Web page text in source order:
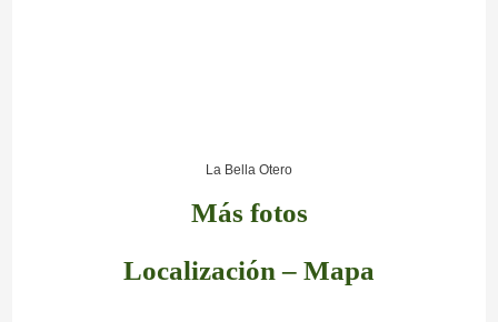
La Bella Otero
Más fotos
Localización – Mapa